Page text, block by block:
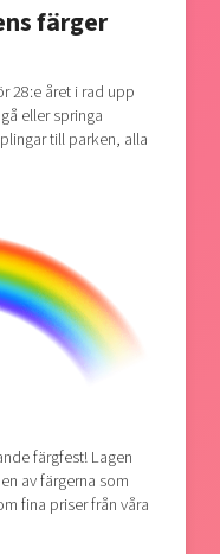
färger
28:e året i rad upp
eller springa
till parken, alla
färgfest! Lagen
av färgerna som
fina priser från våra